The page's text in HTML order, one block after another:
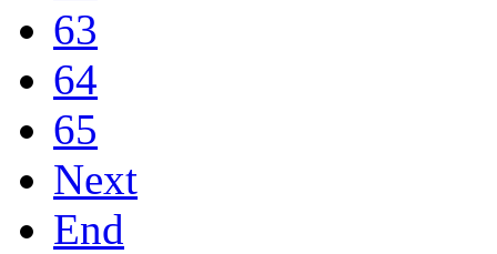
63
64
65
Next
End